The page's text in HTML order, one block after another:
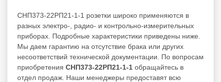
СНП373-22РП21-1-1 розетки широко применяются в
разных электро-, радио- и контрольно-измерительных
приборах. Подробные характеристики приведены ниже.
Мы даем гарантию на отсутствие брака или других
несоответствий технической документации. По вопросам
приобретения СНП373-22РП21-1-1 обращайтесь в
отдел продаж. Наши менеджеры предоставят всю